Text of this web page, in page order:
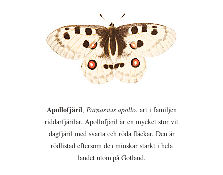
Apollofjäril, Parnassius apollo, art i familjen
riddarfjärilar. Apollofjäril är en mycket stor vit
dagfjäril med svarta och röda fläckar. Den är
rödlistad eftersom den minskar starkt i hela
landet utom på Gotland.